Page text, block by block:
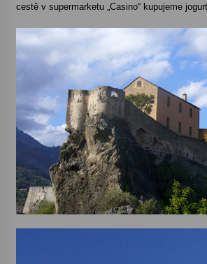
cestě v supermarketu „Casino“ kupujeme